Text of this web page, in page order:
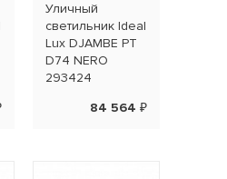
Уличный
светильник Ideal
Lux DJAMBE PT
D74 NERO
293424
84 564 ₽